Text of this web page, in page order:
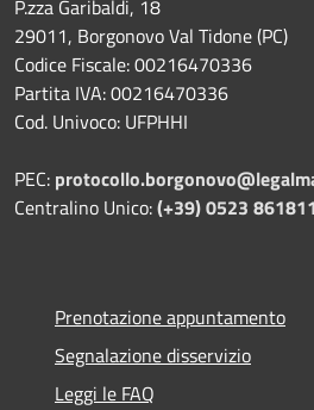
P.zza Garibaldi, 18
29011, Borgonovo Val Tidone (PC)
Codice Fiscale: 00216470336
Partita IVA: 00216470336
Cod. Univoco: UFPHHI
PEC:
Centralino Unico:(+39) 0523 861811
Prenotazione appuntamento
Segnalazione disservizio
Leggi le FAQ